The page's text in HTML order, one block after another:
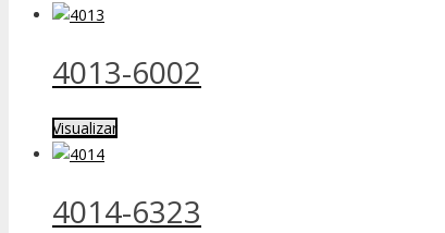
4013-6002
Visualizar
4014-6323